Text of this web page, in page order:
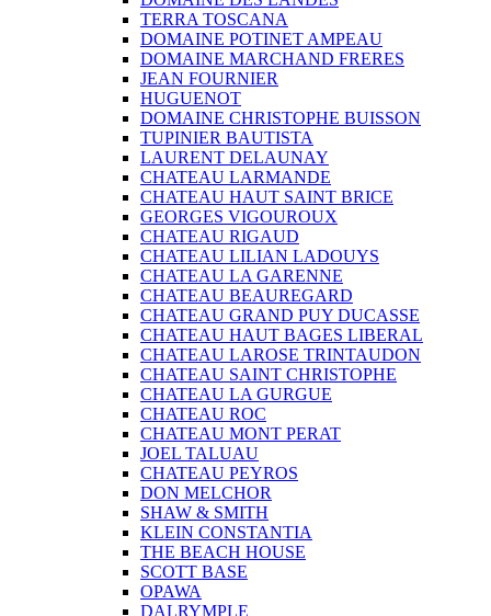
TERRA TOSCANA
DOMAINE POTINET AMPEAU
DOMAINE MARCHAND FRERES
JEAN FOURNIER
HUGUENOT
DOMAINE CHRISTOPHE BUISSON
TUPINIER BAUTISTA
LAURENT DELAUNAY
CHATEAU LARMANDE
CHATEAU HAUT SAINT BRICE
GEORGES VIGOUROUX
CHATEAU RIGAUD
CHATEAU LILIAN LADOUYS
CHATEAU LA GARENNE
CHATEAU BEAUREGARD
CHATEAU GRAND PUY DUCASSE
CHATEAU HAUT BAGES LIBERAL
CHATEAU LAROSE TRINTAUDON
CHATEAU SAINT CHRISTOPHE
CHATEAU LA GURGUE
CHATEAU ROC
CHATEAU MONT PERAT
JOEL TALUAU
CHATEAU PEYROS
DON MELCHOR
SHAW & SMITH
KLEIN CONSTANTIA
THE BEACH HOUSE
SCOTT BASE
OPAWA
DALRYMPLE